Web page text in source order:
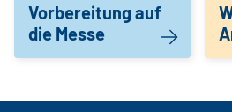
Vorbereitung auf
die Messe